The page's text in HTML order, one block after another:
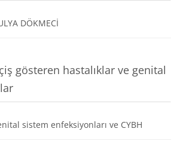
DÖKMECİ
gösteren hastalıklar ve genital
sistem enfeksiyonları ve CYBH